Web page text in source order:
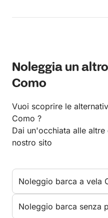
Noleggia un
Como
Vuoi scoprire le
Como ?
Dai un'occhiata alle
nostro sito
Noleggio barca a vela
Noleggio barca senza